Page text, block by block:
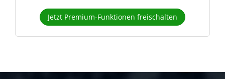
Jetzt Premium-Funktionen freischalten